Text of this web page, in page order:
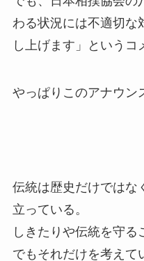
わる状況には不適切な
し上げます」というコ
やっぱりこのアナウン
伝統は歴史だけではな
立っている。
しきたりや伝統を守る
でもそれだけを考えて